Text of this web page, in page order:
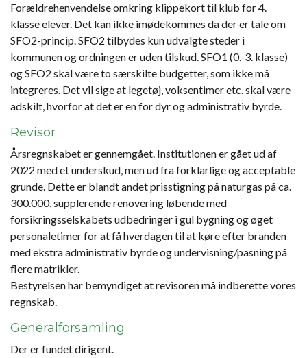
Forældrehenvendelse omkring klippekort til klub for 4.
klasse elever. Det kan ikke imødekommes da der er tale om
SFO2-princip. SFO2 tilbydes kun udvalgte steder i
kommunen og ordningen er uden tilskud. SFO1 (0.-3. klasse)
og SFO2 skal være to særskilte budgetter, som ikke må
integreres. Det vil sige at legetøj, voksentimer etc. skal være
adskilt, hvorfor at det er en for dyr og administrativ byrde.
Revisor
Årsregnskabet er gennemgået. Institutionen er gået ud af
2022 med et underskud, men ud fra forklarlige og acceptable
grunde. Dette er blandt andet prisstigning på naturgas på ca.
300.000, supplerende renovering løbende med
forsikringsselskabets udbedringer i gul bygning og øget
personaletimer for at få hverdagen til at køre efter branden
med ekstra administrativ byrde og undervisning/pasning på
flere matrikler.
Bestyrelsen har bemyndiget at revisoren må indberette vores
regnskab.
Generalforsamling
Der er fundet dirigent.